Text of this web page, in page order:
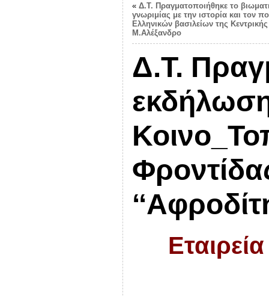
« Δ.Τ. Πραγματοποιήθηκε το
γνωριμίας με την ιστορία και τον
Ελληνικών βασιλείων της
Μ.Αλέξανδρο
Δ.Τ.